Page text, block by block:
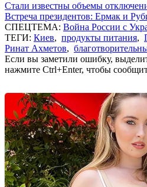
Стали известны объемы
Встреча президентов: Ермак и
СПЕЦТЕМА: Война России с
ТЕГИ: Киев, продукты питания,
Ринат Ахметов,
Если вы заметили ошибку,
нажмите Ctrl+Enter, чтобы